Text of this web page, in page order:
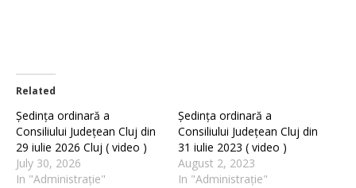
Related
Ședința ordinară a
Consiliului Județean Cluj din
29 iulie 2026 Cluj ( video )
July 30, 2026
In "Administrație"
Ședința ordinară a
Consiliului Județean Cluj din
31 iulie 2023 ( video )
August 2, 2023
In "Administrație"